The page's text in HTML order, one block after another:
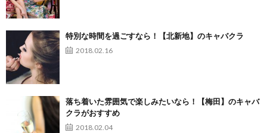
特別な時間を過ごすなら！【北新地】のキャバクラ
2018.02.16
落ち着いた雰囲気で楽しみたいなら！【梅田】のキャバ
クラがおすすめ
2018.02.04